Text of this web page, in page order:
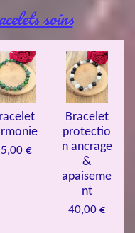
soins
€
Bracelet
protectio
n ancrage
&
apaiseme
nt
40,00 €